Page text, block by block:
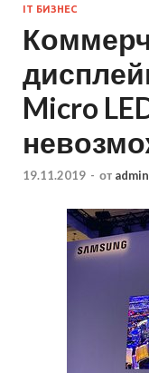
IT БИЗНЕС
Micro
19.11.2019 - от admin